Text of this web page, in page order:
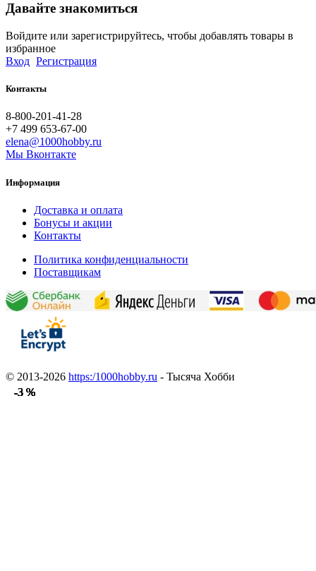
-3 %
-3 %
-3 %
-3 %
-3 %
-3 %
-3 %
-3 %
-3 %
-3 %
-3 %
-3 %
Давайте знакомиться
Войдите или зарегистрируйтесь, чтобы добавлять товары в
избранное
Вход Регистрация
Контакты
8-800-201-41-28
+7 499 653-67-00
elena@1000hobby.ru
Мы Вконтакте
Информация
Доставка и оплата
Бонусы и акции
Контакты
Политика конфиденциальности
Поставщикам
© 2013-2026 https:/1000hobby.ru - Тысяча Хобби